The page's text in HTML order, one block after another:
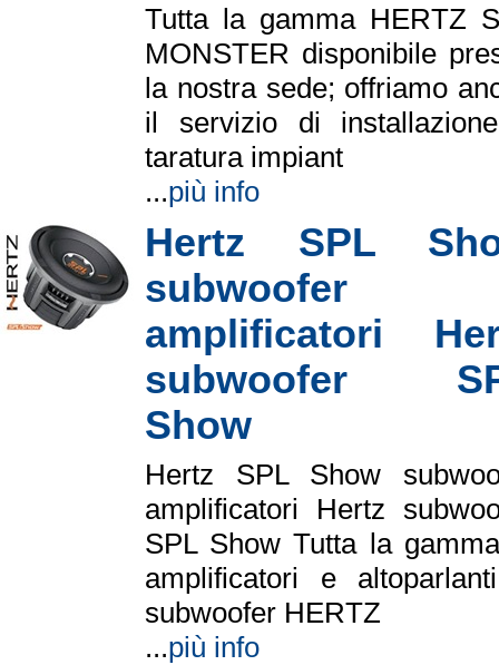
Tutta la gamma HERTZ
MONSTER disponibile
la nostra sede; offriamo
il servizio di
taratura impiant
...più info
Hertz SPL
subwoofer
amplificatori
subwoofer
Show
Hertz SPL Show
amplificatori Hertz
SPL Show Tutta la
amplificatori e
subwoofer HERTZ
...più info